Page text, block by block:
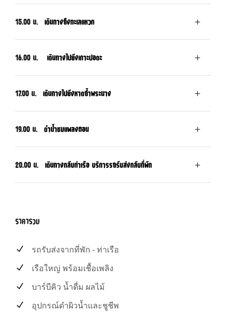
15.00 น. เดินทางถึงทะเลแหวก
16.00 น. เดินทางไปยังเกาะปอดะ
17.00 น. เดินทางไปยังหาดถ้ำพระนาง
19.00 น. ดำน้ำชมแพลงตอน
20.00 น. เดินทางกลับท่าเรือ บริการรถรับส่งกลับที่พัก
ราคารวม
รถรับส่งจากที่พัก - ท่าเรือ
เรือใหญ่ พร้อมเชื้อเพลิง
บาร์บีคิว น้ำดื่ม ผลไม้
อุปกรณ์ดำผิวน้ำและชูชีพ